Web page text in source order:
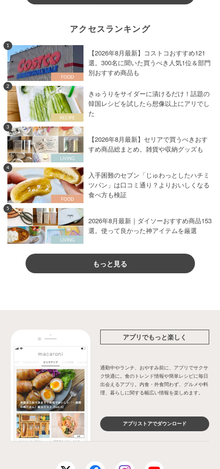
アクセスランキング
1
【2026年8月最新】コストコおすすめ121
選。300名に聞いた買うべき人気1位＆部門
別おすすめ商品も
2
きゅうりをサイダーに漬けるだけ！話題の
韓国レシピを試したら想像以上にアリでし
た
3
【2026年8月最新】セリアで買うべきおす
すめ商品総まとめ。雑貨や収納グッズも
4
入手困難のセブン「じゅわっとしたハチミ
ツパン」は口コミ通り？よりおいしくなる
食べ方も検証
5
2026年8月最新｜ダイソーおすすめ商品153
選。使って良かった神アイテムを厳選
もっと見る
アプリでもっと楽しく
通勤中やランチ、おやすみ前に、アプリでサクサ
ク快適に。食のトレンド情報や簡単レシピに毎日
出会えるアプリ。内食・外食問わず、グルメや料
理、暮らしに関する幅広い情報を楽しめます。
アプリストアでダウンロード